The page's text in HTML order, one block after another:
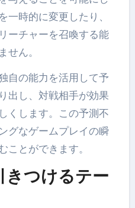
一時的に変更したり、
ーチャーを召喚する能
せん。
自の能力を活用して予
出し、対戦相手が効果
くします。この予測不
グなゲームプレイの瞬
ことができます。
きつけるテー